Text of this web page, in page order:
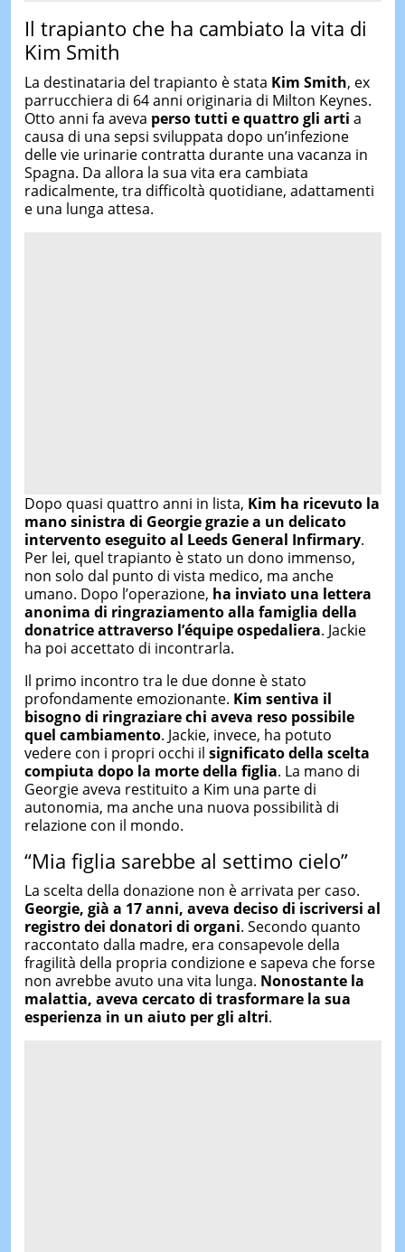
Il trapianto che ha cambiato la vita di
Kim Smith
La destinataria del trapianto è stata Kim Smith, ex
parrucchiera di 64 anni originaria di Milton Keynes.
Otto anni fa aveva perso tutti e quattro gli arti a
causa di una sepsi sviluppata dopo un’infezione
delle vie urinarie contratta durante una vacanza in
Spagna. Da allora la sua vita era cambiata
radicalmente, tra difficoltà quotidiane, adattamenti
e una lunga attesa.
Dopo quasi quattro anni in lista, Kim ha ricevuto la
mano sinistra di Georgie grazie a un delicato
intervento eseguito al Leeds General Infirmary.
Per lei, quel trapianto è stato un dono immenso,
non solo dal punto di vista medico, ma anche
umano. Dopo l’operazione, ha inviato una lettera
anonima di ringraziamento alla famiglia della
donatrice attraverso l’équipe ospedaliera. Jackie
ha poi accettato di incontrarla.
Il primo incontro tra le due donne è stato
profondamente emozionante. Kim sentiva il
bisogno di ringraziare chi aveva reso possibile
quel cambiamento. Jackie, invece, ha potuto
vedere con i propri occhi il significato della scelta
compiuta dopo la morte della figlia. La mano di
Georgie aveva restituito a Kim una parte di
autonomia, ma anche una nuova possibilità di
relazione con il mondo.
“Mia figlia sarebbe al settimo cielo”
La scelta della donazione non è arrivata per caso.
Georgie, già a 17 anni, aveva deciso di iscriversi al
registro dei donatori di organi. Secondo quanto
raccontato dalla madre, era consapevole della
fragilità della propria condizione e sapeva che forse
non avrebbe avuto una vita lunga. Nonostante la
malattia, aveva cercato di trasformare la sua
esperienza in un aiuto per gli altri.